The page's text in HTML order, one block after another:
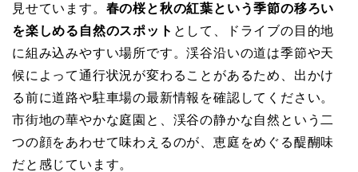
見せています。 春の桜と秋の紅葉という季節の移ろい
を楽しめる自然のスポット として、ドライブの目的地
に組み込みやすい場所です。渓谷沿いの道は季節や天
候によって通行状況が変わることがあるため、出かけ
る前に道路や駐車場の最新情報を確認してください。
市街地の華やかな庭園と、渓谷の静かな自然という二
つの顔をあわせて味わえるのが、恵庭をめぐる醍醐味
だと感じています。